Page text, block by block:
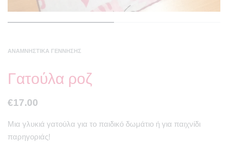
ΑΝΑΜΝΗΣΤΙΚΆ ΓΈΝΝΗΣΗΣ
Γατούλα ροζ
€17.00
Μια γλυκιά γατούλα για το παιδικό δωμάτιο ή για παιχνίδι
παρηγοριάς!